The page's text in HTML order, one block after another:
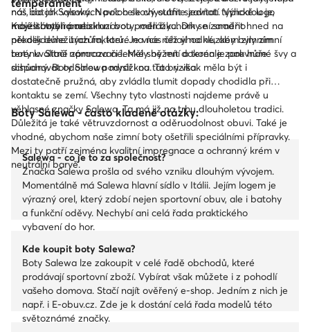
náš batoh Salewa. Navíc celkový outfit sjednotí typické logo
majestátného orla.
nás, do jak vysokých poloh se chystáme zavítat. Výhodou je,
mají-li boty i protiskluzovou podrážku. Díky ní snadno
předejdeme úrazům, které na nás číhají na kluzkém zimním
terénu. Stačí námraza či lehké sněžení a terén je pak hůře
schůdný. Boty Salewa myslí i na tato rizika.
Když si vybíráme zimní boty, měli bychom se zaměřit hned na
několik důležitých faktorů. Je více než vhodné, aby byly zimní
boty kvalitně zpracované. Měly by mít dokonale zarovnané švy a
disponovat odolnou podrážkou. Ta by však měla být i
dostatečně pružná, aby zvládla tlumit dopady chodidla při
kontaktu se zemí. Všechny tyto vlastnosti najdeme právě u
věhlasné značky Salewa. Ta má již na trhu dlouholetou tradici.
Důležitá je také větruvzdornost a oděruodolnost obuvi. Také je
vhodné, abychom naše zimní boty ošetřili speciálními přípravky.
Mezi ty patří zejména kvalitní impregnace a ochranný krém v
neutrální barvě.
Boty Salewa - často kladené otázky:
Salewa - co je to za společnost?
Značka Salewa prošla od svého vzniku dlouhým vývojem.
Momentálně má Salewa hlavní sídlo v Itálii. Jejím logem je
výrazný orel, který zdobí nejen sportovní obuv, ale i batohy
a funkční oděvy. Nechybí ani celá řada praktického
vybavení do hor.
Kde koupit boty Salewa?
Boty Salewa lze zakoupit v celé řadě obchodů, které
prodávají sportovní zboží. Vybírat však můžete i z pohodlí
vašeho domova. Stačí najít ověřený e-shop. Jedním z nich je
např. i E-obuv.cz. Zde je k dostání celá řada modelů této
světoznámé značky.